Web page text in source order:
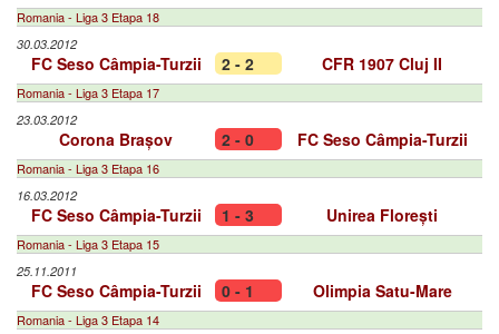
Romania - Liga 3 Etapa 18
30.03.2012
FC Seso Câmpia-Turzii 2 - 2 CFR 1907 Cluj II
Romania - Liga 3 Etapa 17
23.03.2012
Corona Brașov 2 - 0 FC Seso Câmpia-Turzii
Romania - Liga 3 Etapa 16
16.03.2012
FC Seso Câmpia-Turzii 1 - 3 Unirea Florești
Romania - Liga 3 Etapa 15
25.11.2011
FC Seso Câmpia-Turzii 0 - 1 Olimpia Satu-Mare
Romania - Liga 3 Etapa 14